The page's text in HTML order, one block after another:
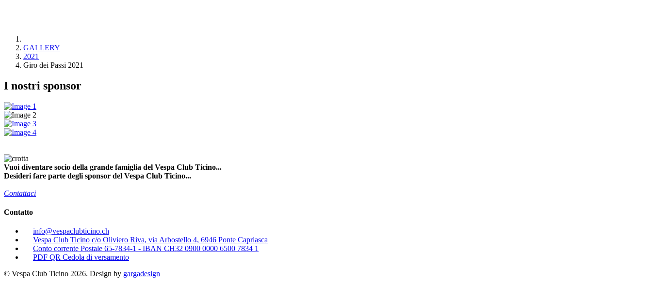
GALLERY
2021
Giro dei Passi 2021
I nostri sponsor
Vuoi diventare socio della grande famiglia del Vespa Club Ticino...
Desideri fare parte degli sponsor del Vespa Club Ticino...
Contattaci
Contatto
info@vespaclubticino.ch
Vespa Club Ticino c/o Oliviero Riva, via Arbostello 4, 6946 Ponte Capriasca
Conto corrente Postale 65-7834-1 - IBAN CH32 0900 0000 6500 7834 1
PDF QR Cedola di versamento
© Vespa Club Ticino 2026. Design by gargadesign